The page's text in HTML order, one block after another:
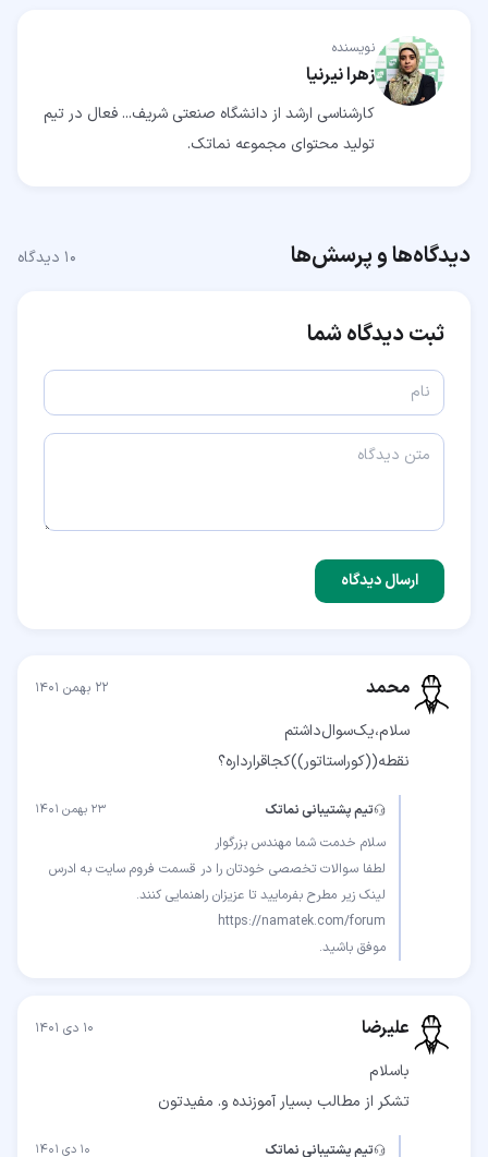
نویسنده
زهرا نیرنیا
کارشناسی ارشد از دانشگاه صنعتی شریف... فعال در تیم
تولید محتوای مجموعه نماتک.
دیدگاه‌ها و پرسش‌ها ۱۰ دیدگاه
ثبت دیدگاه شما
ارسال دیدگاه
محمد ۲۲ بهمن ۱۴۰۱
نقطه((‌کور‌استاتور))‌کجا‌قرار‌داره؟
تیم پشتیبانی نماتک ۲۳ بهمن ۱۴۰۱
لطفا سوالات تخصصی خودتان را در قسمت فروم سایت به ادرس
موفق باشید.
علیرضا ۱۰ دی ۱۴۰۱
تشکر از مطالب بسیار آموزنده و. مفیدتون
تیم پشتیبانی نماتک ۱۰ دی ۱۴۰۱